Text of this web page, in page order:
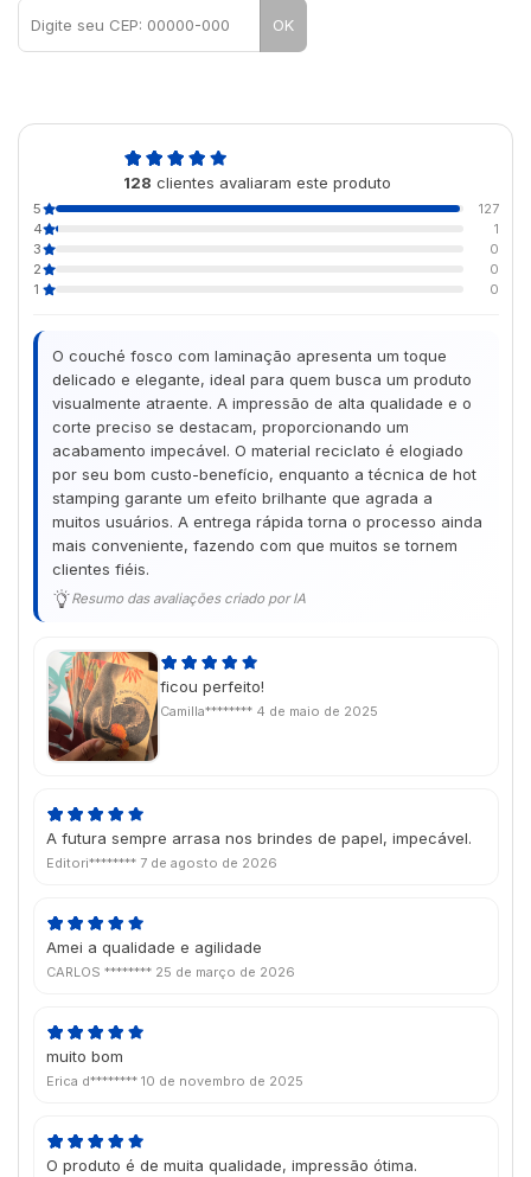
OK
128 clientes avaliaram este produto
5
127
4
1
3
0
2
0
1
0
O couché fosco com laminação apresenta um toque
delicado e elegante, ideal para quem busca um produto
visualmente atraente. A impressão de alta qualidade e o
corte preciso se destacam, proporcionando um
acabamento impecável. O material reciclato é elogiado
por seu bom custo-benefício, enquanto a técnica de hot
stamping garante um efeito brilhante que agrada a
muitos usuários. A entrega rápida torna o processo ainda
mais conveniente, fazendo com que muitos se tornem
clientes fiéis.
Resumo das avaliações criado por IA
ficou perfeito!
Camilla******** 4 de maio de 2025
A futura sempre arrasa nos brindes de papel, impecável.
Editori******** 7 de agosto de 2026
Amei a qualidade e agilidade
CARLOS ******** 25 de março de 2026
muito bom
Erica d******** 10 de novembro de 2025
O produto é de muita qualidade, impressão ótima.